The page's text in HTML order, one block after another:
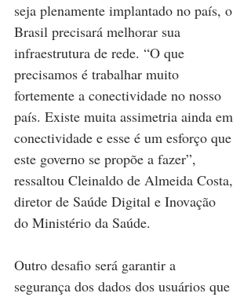
seja plenamente implantado no país, o
Brasil precisará melhorar sua
infraestrutura de rede. “O que
precisamos é trabalhar muito
fortemente a conectividade no nosso
país. Existe muita assimetria ainda em
conectividade e esse é um esforço que
este governo se propõe a fazer”,
ressaltou Cleinaldo de Almeida Costa,
diretor de Saúde Digital e Inovação
do Ministério da Saúde.
Outro desafio será garantir a
segurança dos dados dos usuários que